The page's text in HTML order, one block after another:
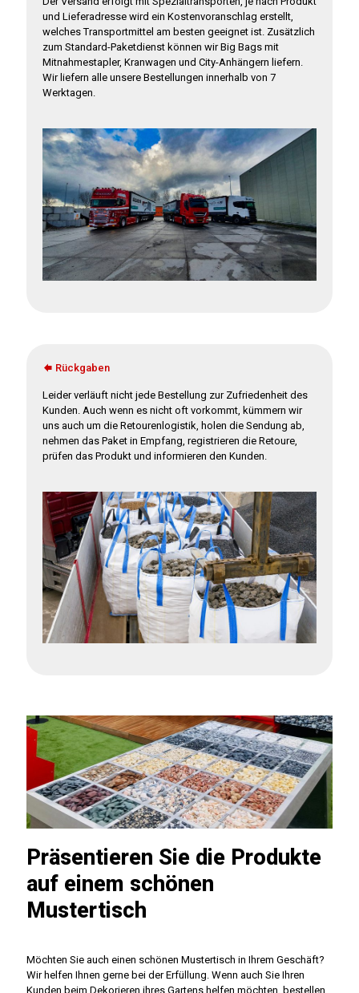
und Lieferadresse wird ein Kostenvoranschlag erstellt,
welches Transportmittel am besten geeignet ist. Zusätzlich
zum Standard-Paketdienst können wir Big Bags mit
Mitnahmestapler, Kranwagen und City-Anhängern liefern.
Wir liefern alle unsere Bestellungen innerhalb von 7
Werktagen.
Rückgaben
Leider verläuft nicht jede Bestellung zur Zufriedenheit des
Kunden. Auch wenn es nicht oft vorkommt, kümmern wir
uns auch um die Retourenlogistik, holen die Sendung ab,
nehmen das Paket in Empfang, registrieren die Retoure,
prüfen das Produkt und informieren den Kunden.
Präsentieren Sie die Produkte
auf einem schönen
Mustertisch
Möchten Sie auch einen schönen Mustertisch in Ihrem Geschäft?
Wir helfen Ihnen gerne bei der Erfüllung. Wenn auch Sie Ihren
Kunden beim Dekorieren ihres Gartens helfen möchten, bestellen